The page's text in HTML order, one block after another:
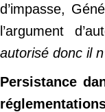
d’impasse,
l’argument
autorisé donc il
Persistance